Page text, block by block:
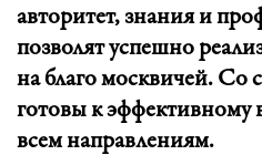
авторитет, знания и
позволят успешно
на благо москвичей. Со
готовы к эффективному
всем направлениям.